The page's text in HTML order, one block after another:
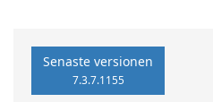
Senaste versionen
7.3.7.1155